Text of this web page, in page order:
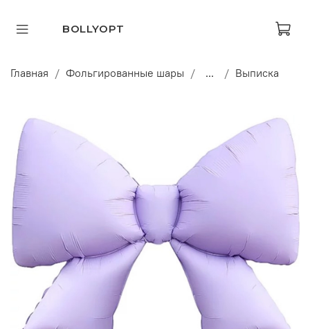
BOLLYOPT
Главная Фольгированные шары ... Выписка